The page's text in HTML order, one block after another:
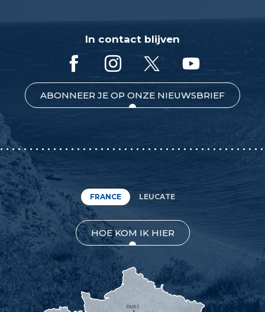
In contact blijven
ABONNEER JE OP ONZE NIEUWSBRIEF
FRANCE LEUCATE
HOE KOM IK HIER
PARIS